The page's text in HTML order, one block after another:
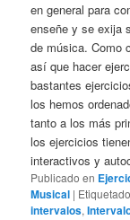
en general para
enseñe y se exija
de música. Como
así que hacer
bastantes
los hemos
tanto a los más
los ejercicios
interactivos y
Publicado en
Musical | Etiquetado
intervalos,